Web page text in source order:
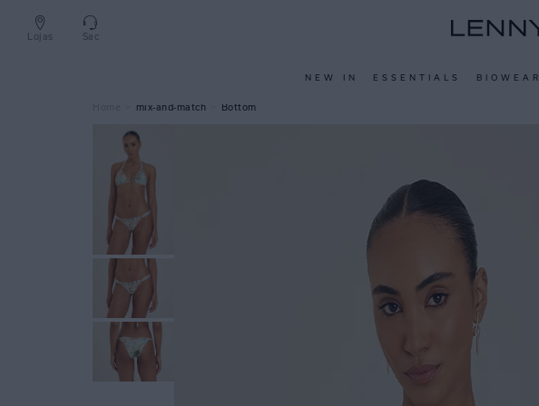
Lojas Sac
NEW IN ESSENTIALS BIOWEAR
mix-and-match Bottom